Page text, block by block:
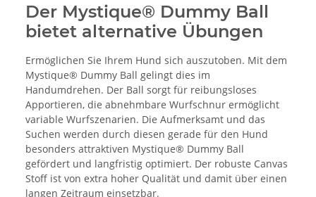
Der Mystique® Dummy Ball
bietet alternative Übungen
Ermöglichen Sie Ihrem Hund sich auszutoben. Mit dem
Mystique® Dummy Ball gelingt dies im
Handumdrehen. Der Ball sorgt für reibungsloses
Apportieren, die abnehmbare Wurfschnur ermöglicht
variable Wurfszenarien. Die Aufmerksamt und das
Suchen werden durch diesen gerade für den Hund
besonders attraktiven Mystique® Dummy Ball
gefördert und langfristig optimiert. Der robuste Canvas
Stoff ist von extra hoher Qualität und damit über einen
langen Zeitraum einsetzbar.